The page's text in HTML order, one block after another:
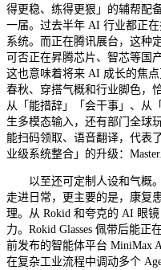
得更稳、练得更狠」的辅帮配
一届。过去半年 AI 行业都正
系统。而正在腾讯展台，这种
可否正在昇腾芯片、智芯等国
这也意味着将来 AI 成长的焦
春秋、穿搭气概和行业脚色，
从「能措辞」「会干事」、从
生多模态输入，还有部门全
能扫码领取、语音翻译，代表
业级系统整合」的升级：
以至还可定制人设和气概。
走进日常，更主要的是，康复
理。从 Rokid 和夸克的 AI 眼
力。Rokid Glasses 佩带后能
前发布的智能体平台 MiniMax
在复杂工业流程中调动多个